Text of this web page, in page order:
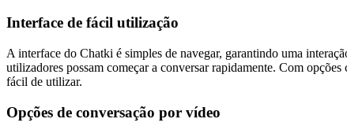
Interface de fácil utilização
A interface do Chatki é simples de navegar, garantindo uma
utilizadores possam começar a conversar rapidamente. Com
fácil de utilizar.
Opções de conversação por vídeo